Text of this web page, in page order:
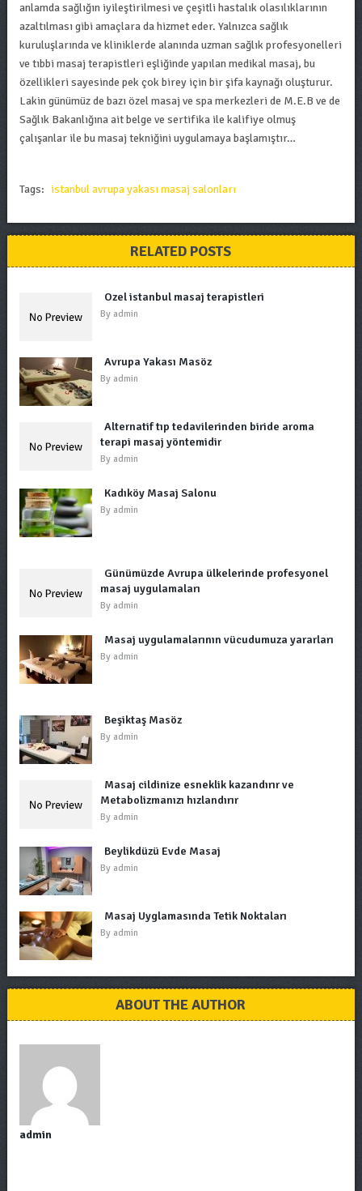
anlamda sağlığın iyileştirilmesi ve çeşitli hastalık olasılıklarının
azaltılması gibi amaçlara da hizmet eder. Yalnızca sağlık
kuruluşlarında ve kliniklerde alanında uzman sağlık profesyonelleri
ve tıbbi masaj terapistleri eşliğinde yapılan medikal masaj, bu
özellikleri sayesinde pek çok birey için bir şifa kaynağı oluşturur.
Lakin günümüz de bazı özel masaj ve spa merkezleri de M.E.B ve de
Sağlık Bakanlığına ait belge ve sertifika ile kalifiye olmuş
çalışanlar ile bu masaj tekniğini uygulamaya başlamıştır…
Tags: istanbul avrupa yakası masaj salonları
RELATED POSTS
Özel istanbul masaj terapistleri
By admin
Avrupa Yakası Masöz
By admin
Alternatif tıp tedavilerinden biride aroma
terapi masaj yöntemidir
By admin
Kadıköy Masaj Salonu
By admin
Günümüzde Avrupa ülkelerinde profesyonel
masaj uygulamaları
By admin
Masaj uygulamalarının vücudumuza yararları
By admin
Beşiktaş Masöz
By admin
Masaj cildinize esneklik kazandırır ve
Metabolizmanızı hızlandırır
By admin
Beylikdüzü Evde Masaj
By admin
Masaj Uyglamasında Tetik Noktaları
By admin
ABOUT THE AUTHOR
admin